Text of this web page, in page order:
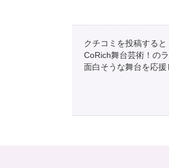
クチコミを投稿すると
CoRich舞台芸術！の
面白そうな舞台を応援